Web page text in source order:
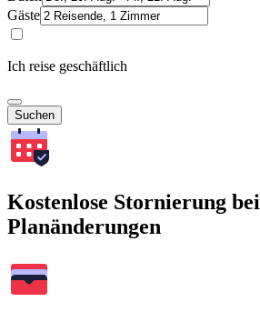
Gäste
Ich reise geschäftlich
Suchen
Kostenlose Stornierung bei
Planänderungen